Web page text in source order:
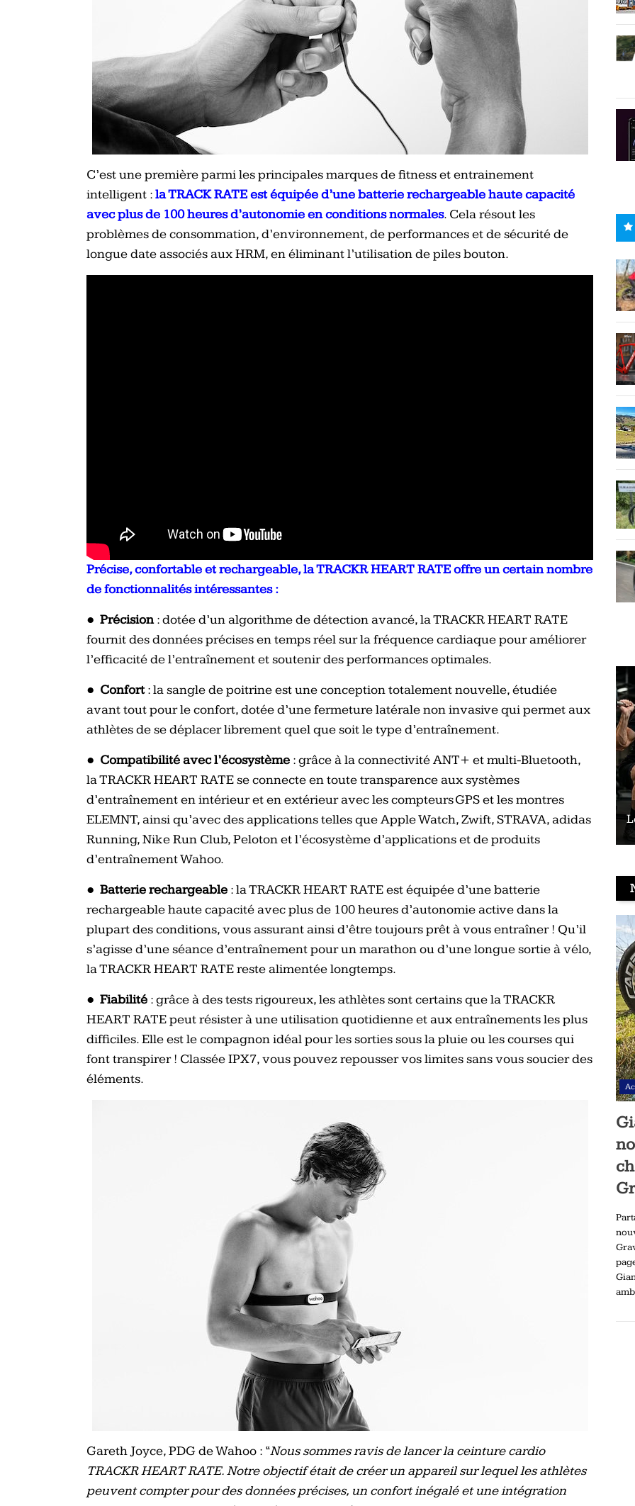
C’est une première parmi les principales marques de fitness et entrainement
intelligent :la TRACK RATE est équipée d’une batterie rechargeable haute capacité
avec plus de 100 heures d’autonomie en conditions normales. Cela résout les
problèmes de consommation, d’environnement, de performances et de sécurité de
longue date associés aux HRM, en éliminant l’utilisation de piles bouton.
Précise, confortable et rechargeable, la TRACKR HEART RATE offre un certain nombre
de fonctionnalités intéressantes :
● Précision: dotée d’un algorithme de détection avancé, la TRACKR HEART RATE
fournit des données précises en temps réel sur la fréquence cardiaque pour améliorer
l’efficacité de l’entraînement et soutenir des performances optimales.
● Confort: la sangle de poitrine est une conception totalement nouvelle, étudiée
avant tout pour le confort, dotée d’une fermeture latérale non invasive qui permet aux
athlètes de se déplacer librement quel que soit le type d’entraînement.
● Compatibilité avec l’écosystème : grâce à la connectivité ANT+ et multi-Bluetooth,
la TRACKR HEART RATE se connecte en toute transparence aux systèmes
d’entraînement en intérieur et en extérieur avec les compteurs GPS et les montres
ELEMNT, ainsi qu’avec des applications telles que Apple Watch, Zwift, STRAVA, adidas
Running, Nike Run Club, Peloton et l’écosystème d’applications et de produits
d’entraînement Wahoo.
● Batterie rechargeable : la TRACKR HEART RATE est équipée d’une batterie
rechargeable haute capacité avec plus de 100 heures d’autonomie active dans la
plupart des conditions, vous assurant ainsi d’être toujours prêt à vous entraîner ! Qu’il
s’agisse d’une séance d’entraînement pour un marathon ou d’une longue sortie à vélo,
la TRACKR HEART RATE reste alimentée longtemps.
● Fiabilité : grâce à des tests rigoureux, les athlètes sont certains que la TRACKR
HEART RATE peut résister à une utilisation quotidienne et aux entraînements les plus
difficiles. Elle est le compagnon idéal pour les sorties sous la pluie ou les courses qui
font transpirer ! Classée IPX7, vous pouvez repousser vos limites sans vous soucier des
éléments.
Gareth Joyce, PDG de Wahoo : “Nous sommes ravis de lancer la ceinture cardio
TRACKR HEART RATE. Notre objectif était de créer un appareil sur lequel les athlètes
peuvent compter pour des données précises, un confort inégalé et une intégration
Le vélo peut-il remplacer les squats ?